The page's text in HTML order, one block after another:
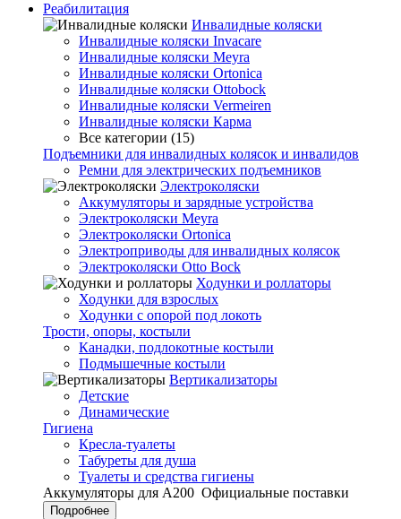
Реабилитация
Инвалидные коляски
Инвалидные коляски Invacare
Инвалидные коляски Meyra
Инвалидные коляски Ortonica
Инвалидные коляски Ottobock
Инвалидные коляски Vermeiren
Инвалидные коляски Карма
Все категории (15)
Подъемники для инвалидных колясок и инвалидов
Ремни для электрических подъемников
Электроколяски
Аккумуляторы и зарядные устройства
Электроколяски Meyra
Электроколяски Ortonica
Электроприводы для инвалидных колясок
Электроколяски Otto Bock
Ходунки и роллаторы
Ходунки для взрослых
Ходунки с опорой под локоть
Трости, опоры, костыли
Канадки, подлокотные костыли
Подмышечные костыли
Вертикализаторы
Детские
Динамические
Гигиена
Кресла-туалеты
Табуреты для душа
Туалеты и средства гигиены
Аккумуляторы для А200 Официальные поставки
Подробнее